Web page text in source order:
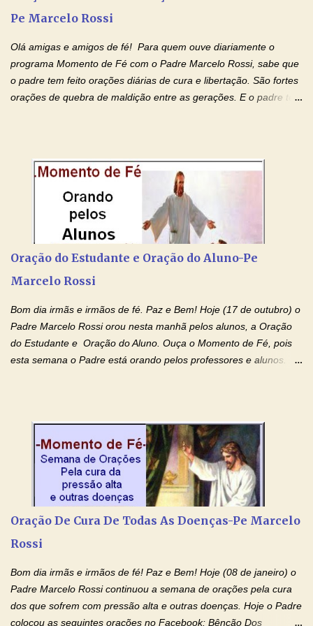
Pe Marcelo Rossi
Olá amigas e amigos de fé! Para quem ouve diariamente o
programa Momento de Fé com o Padre Marcelo Rossi, sabe que
o padre tem feito orações diárias de cura e libertação. São fortes
orações de quebra de maldição entre as gerações. E o padre tem
por estas valiosas orações. Tenham um lindo fim de semana na
paz de Jesus Cristo e no amor de Maria Santíssima. Adriana-
Devoção e Fé Clique para acessar: Facebook Padre Marcelo
Rossi Site Padre Marcelo Rossi (para ouvir o Momento de Fé)
Tocai, Cura! E Restaura! "Jesus, no poder de Seu Nome, peço
gerações, através de todas as raízes da minha árvore
genealógica. Que o Sangue de Jesus, purificador e vivificante,
Oração do Estudante e Oração do Aluno-Pe
Marcelo Rossi
Bom dia irmãs e irmãos de fé. Paz e Bem! Hoje (17 de outubro) o
Padre Marcelo Rossi orou nesta manhã pelos alunos, a Oração
do Estudante e Oração do Aluno. Ouça o Momento de Fé, pois
esta semana o Padre está orando pelos professores e alunos.
intelectualmente e espiritualmente para o dia da prova. Confie no
amor Ágape de Jesus e no amor materno de Nossa Senhora.
Fique com a paz de Jesus e o amor de Maria! Adriana-Devoção e
Fé Oração do Estudante I Senhor, eu sou estudante, e por sinal,
inteligente. Prova isto é o fato de eu estar aqui, conversando com
de estudar. Mas, como o Senhor sabe, a vida de estudante nem
sempre é fácil. A rotina cansa e o aprender exige uma série de
Oração De Cura De Todas As Doenças-Pe Marcelo
Rossi
Bom dia irmãs e irmãos de fé! Paz e Bem! Hoje (08 de janeiro) o
Padre Marcelo Rossi continuou a semana de orações pela cura
dos que sofrem com pressão alta e outras doenças. Hoje o Padre
colocou as seguintes orações no Facebook: Bênção Dos